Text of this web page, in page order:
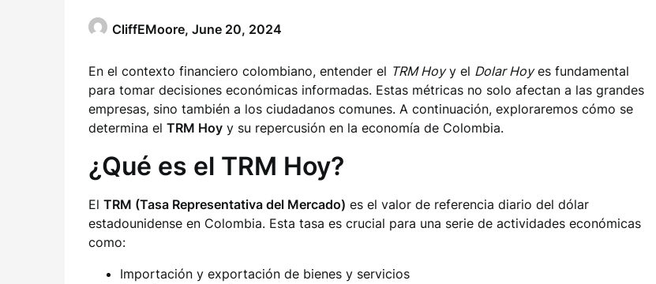
CliffEMoore, June 20, 2024
En el contexto financiero colombiano, entender el TRM Hoyy el Dolar Hoyes fundamental
para tomar decisiones económicas informadas. Estas métricas no solo afectan a las grandes
empresas, sino también a los ciudadanos comunes. A continuación, exploraremos cómo se
determina el TRM Hoy y su repercusión en la economía de Colombia.
¿Qué es el TRM Hoy?
El TRM (Tasa Representativa del Mercado) es el valor de referencia diario del dólar
estadounidense en Colombia. Esta tasa es crucial para una serie de actividades económicas
como:
Importación y exportación de bienes y servicios